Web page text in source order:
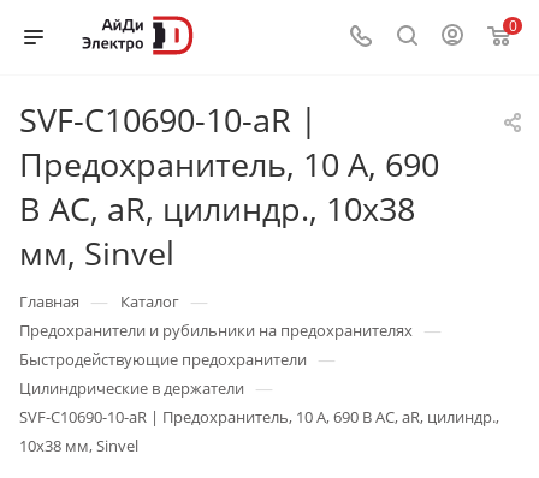
0
SVF-C10690-10-aR |
Предохранитель, 10 А, 690
В АС, aR, цилиндр., 10х38
мм, Sinvel
Главная — Каталог —
Предохранители и рубильники на предохранителях —
Быстродействующие предохранители —
Цилиндрические в держатели —
SVF-C10690-10-aR | Предохранитель, 10 А, 690 В АС, aR, цилиндр.,
10х38 мм, Sinvel